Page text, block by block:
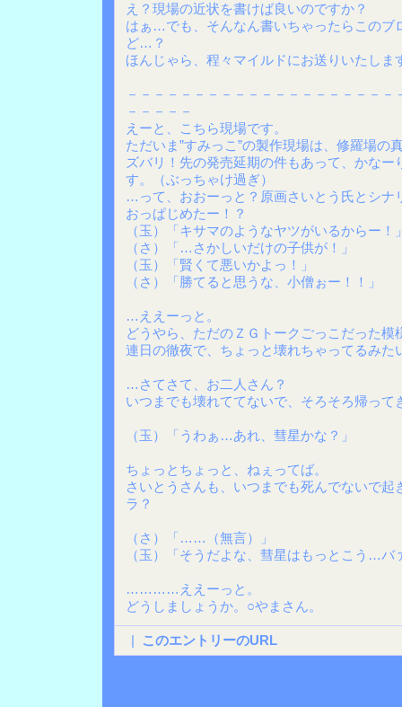
え？現場の近状を書けば良いのですか？
はぁ…でも、そんなん書いちゃったらこのブ
ど…？
ほんじゃら、程々マイルドにお送りいたしま
－－－－－－－－－－－－－－－－－－－
－－－－－
えーと、こちら現場です。
ただいま”すみっこ”の製作現場は、修羅場の
ズバリ！先の発売延期の件もあって、かなー
す。（ぶっちゃけ過ぎ）
…って、おおーっと？原画さいとう氏とシナ
おっぱじめたー！？
（玉）「キサマのようなヤツがいるからー！
（さ）「…さかしいだけの子供が！」
（玉）「賢くて悪いかよっ！」
（さ）「勝てると思うな、小僧ぉー！！」
…ええーっと。
どうやら、ただのＺＧトークごっこだった模
連日の徹夜で、ちょっと壊れちゃってるみた
…さてさて、お二人さん？
いつまでも壊れててないで、そろそろ帰って
（玉）「うわぁ…あれ、彗星かな？」
ちょっとちょっと、ねぇってば。
さいとうさんも、いつまでも死んでないで起
ラ？
（さ）「……（無言）」
（玉）「そうだよな、彗星はもっとこう…
…………ええーっと。
どうしましょうか。○やまさん。
| このエントリーのURL